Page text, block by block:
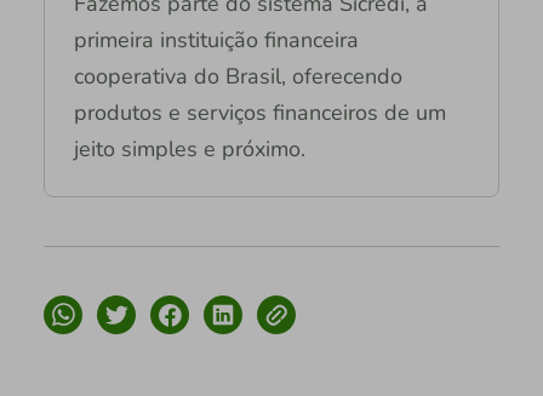
primeira instituição financeira
cooperativa do Brasil, oferecendo
produtos e serviços financeiros de um
jeito simples e próximo.